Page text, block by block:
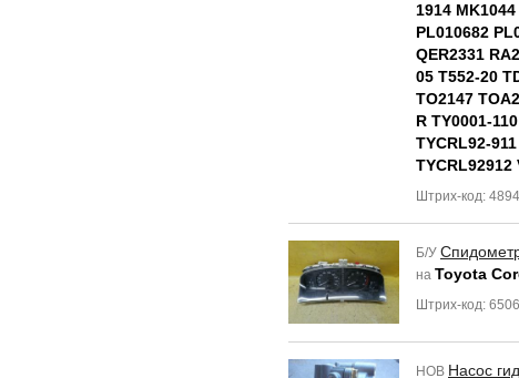
1914
PL010682
QER2331
05 T552-20
TO2147
R TY0001-
TYCRL92-
TYCRL92912
Штрих-код:
Б/У
на Toyota
Штрих-код:
НОВ Насос